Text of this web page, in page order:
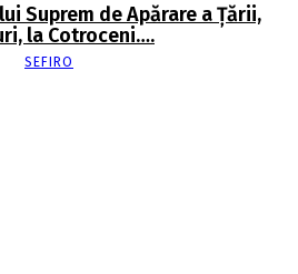
Suprem de Apărare a Ţării,
la Cotroceni….
SEFIRO